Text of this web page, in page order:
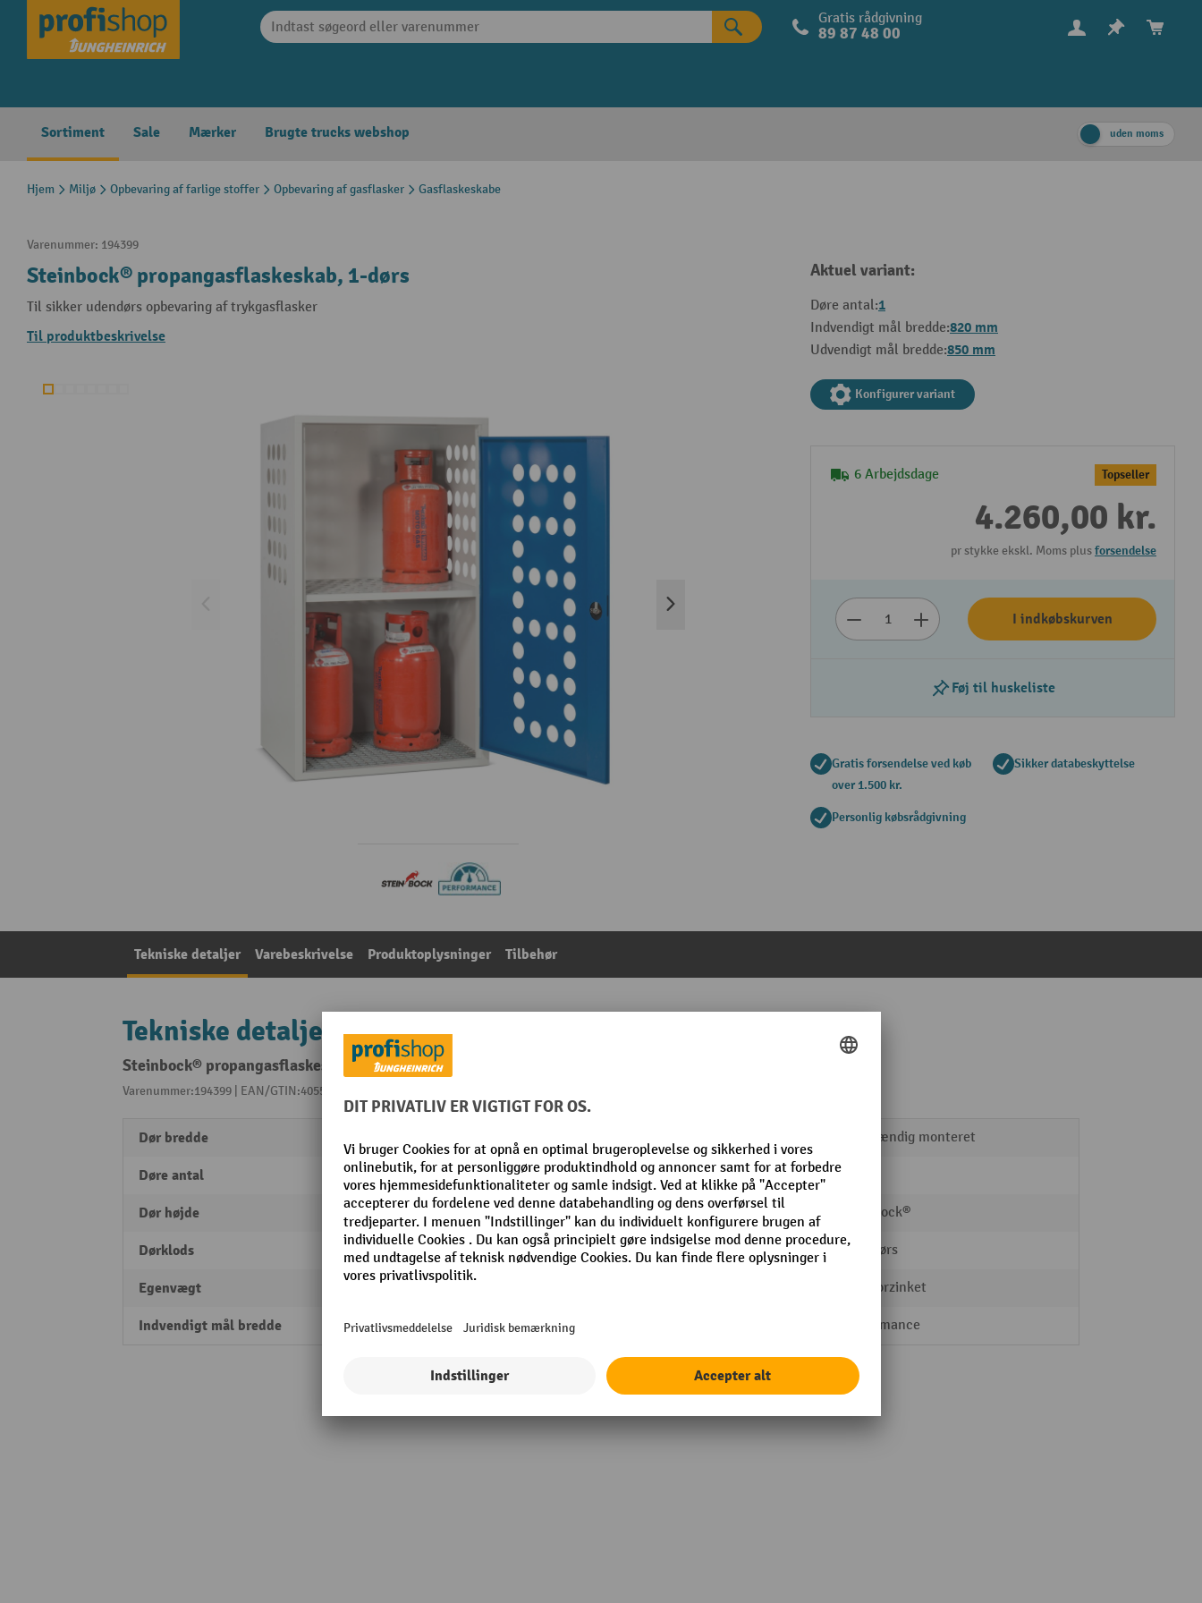
Gå til hovednavigation Gratis rådgivning
89 87 48 00
Sortiment Sale Mærker Brugte trucks webshop uden moms
Hjem Miljø Opbevaring af farlige stoffer Opbevaring af gasflasker Gasflaskeskabe
Varenummer: 194399
Steinbock® propangasflaskeskab, 1-dørs
Til sikker udendørs opbevaring af trykgasflasker
Til produktbeskrivelse
Aktuel variant:
Døre antal:1
Indvendigt mål bredde:820 mm
Udvendigt mål bredde:850 mm
Konfigurer variant
6 Arbejdsdage Topseller
4.260,00 kr.
pr stykke ekskl. Moms plusforsendelse
I indkøbskurven
Føj til huskeliste
Gratis forsendelse ved køb
over 1.500 kr.
Sikker databeskyttelse
Personlig købsrådgivning
Tekniske detaljer Varebeskrivelse Produktoplysninger Tilbehør
Tekniske detaljer
Steinbock® propangasflaskeskab, 1-dørs
Varenummer:194399 | EAN/GTIN:4055091186603
Dør bredde
Døre antal 1
Dør højde 1341 mm
Dørklods højre
Egenvægt 50 kg
Indvendigt mål bredde 820 mm
fuldstændig monteret
Materiale
Mærke Steinbock®
Opbevaringssted udendørs
varmforzinket
Performance
Vis alle tekniske detaljer